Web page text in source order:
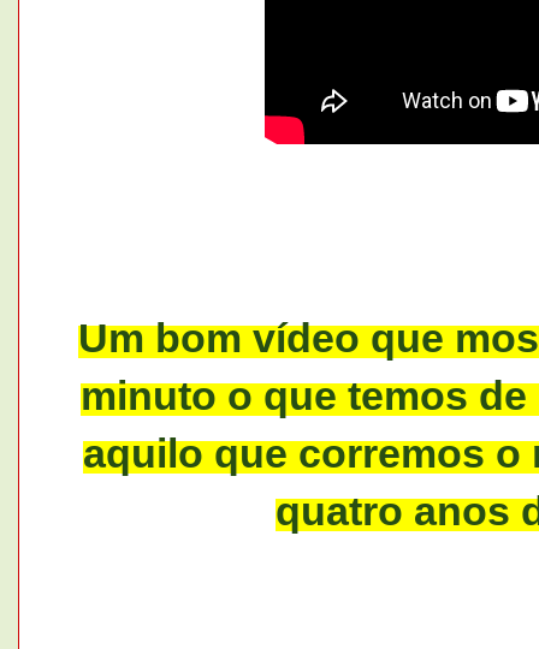
Um bom vídeo que
minuto o que temos
aquilo que corremos o
quatro anos